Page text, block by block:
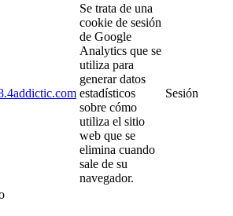
Se trata de una
cookie de sesión
de Google
Analytics que se
utiliza para
generar datos
estadísticos
sobre cómo
utiliza el sitio
web que se
elimina cuando
sale de su
navegador.
Sesión